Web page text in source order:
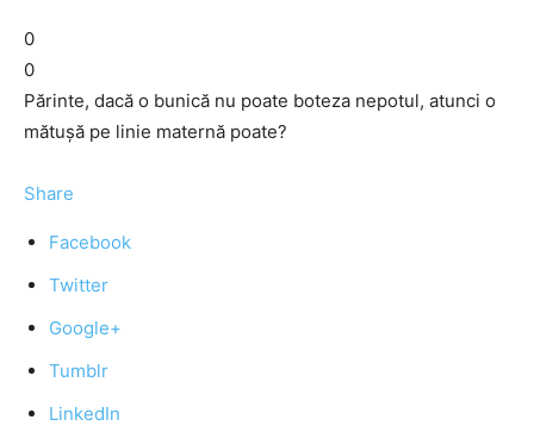
0
0
Părinte, dacă o bunică nu poate boteza nepotul, atunci o
mătușă pe linie maternă poate?
Share
Facebook
Twitter
Google+
Tumblr
LinkedIn